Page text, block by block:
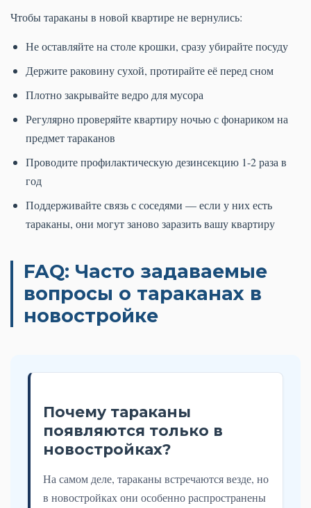
Чтобы тараканы в новой квартире не вернулись:
Не оставляйте на столе крошки, сразу убирайте посуду
Держите раковину сухой, протирайте её перед сном
Плотно закрывайте ведро для мусора
Регулярно проверяйте квартиру ночью с фонариком на
предмет тараканов
Проводите профилактическую дезинсекцию 1-2 раза в
год
Поддерживайте связь с соседями — если у них есть
тараканы, они могут заново заразить вашу квартиру
FAQ: Часто задаваемые
вопросы о тараканах в
новостройке
Почему тараканы
появляются только в
новостройках?
На самом деле, тараканы встречаются везде, но
в новостройках они особенно распространены